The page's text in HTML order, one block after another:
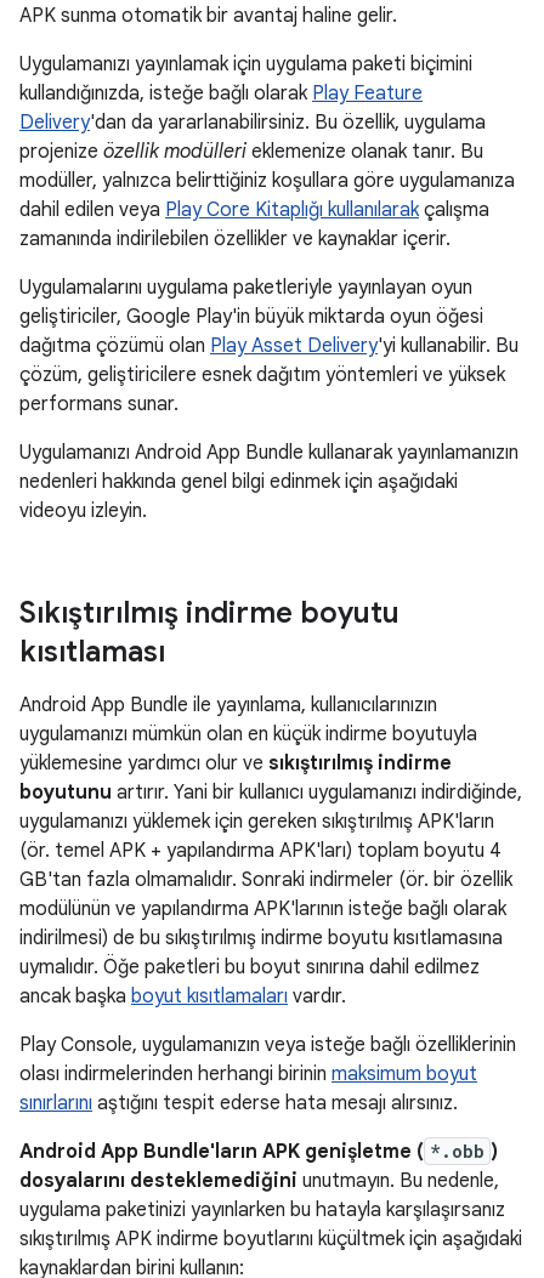
APK sunma otomatik bir avantaj haline gelir.
Uygulamanızı yayınlamak için uygulama paketi biçimini
kullandığınızda, isteğe bağlı olarak Play Feature
Delivery'dan da yararlanabilirsiniz. Bu özellik, uygulama
projenize özellik modülleri eklemenize olanak tanır. Bu
modüller, yalnızca belirttiğiniz koşullara göre uygulamanıza
dahil edilen veya Play Core Kitaplığı kullanılarakçalışma
zamanında indirilebilen özellikler ve kaynaklar içerir.
Uygulamalarını uygulama paketleriyle yayınlayan oyun
geliştiriciler, Google Play'in büyük miktarda oyun öğesi
dağıtma çözümü olan Play Asset Delivery'yi kullanabilir. Bu
çözüm, geliştiricilere esnek dağıtım yöntemleri ve yüksek
performans sunar.
Uygulamanızı Android App Bundle kullanarak yayınlamanızın
nedenleri hakkında genel bilgi edinmek için aşağıdaki
videoyu izleyin.
Sıkıştırılmış indirme boyutu
kısıtlaması
Android App Bundle ile yayınlama, kullanıcılarınızın
uygulamanızı mümkün olan en küçük indirme boyutuyla
yüklemesine yardımcı olur ve sıkıştırılmış indirme
boyutunu artırır. Yani bir kullanıcı uygulamanızı indirdiğinde,
uygulamanızı yüklemek için gereken sıkıştırılmış APK'ların
(ör. temel APK + yapılandırma APK'ları) toplam boyutu 4
GB'tan fazla olmamalıdır. Sonraki indirmeler (ör. bir özellik
modülünün ve yapılandırma APK'larının isteğe bağlı olarak
indirilmesi) de bu sıkıştırılmış indirme boyutu kısıtlamasına
uymalıdır. Öğe paketleri bu boyut sınırına dahil edilmez
ancak başka boyut kısıtlamaları vardır.
Play Console, uygulamanızın veya isteğe bağlı özelliklerinin
olası indirmelerinden herhangi birinin maksimum boyut
sınırlarını aştığını tespit ederse hata mesajı alırsınız.
Android App Bundle'ların APK genişletme ( *.obb )
dosyalarını desteklemediğini unutmayın. Bu nedenle,
uygulama paketinizi yayınlarken bu hatayla karşılaşırsanız
sıkıştırılmış APK indirme boyutlarını küçültmek için aşağıdaki
kaynaklardan birini kullanın: